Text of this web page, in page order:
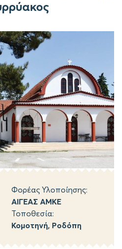
Φορέας Υλοποίησης:
ΑΙΓΕΑΣ ΑΜΚΕ
Τοποθεσία:
Κομοτηνή, Ροδόπη